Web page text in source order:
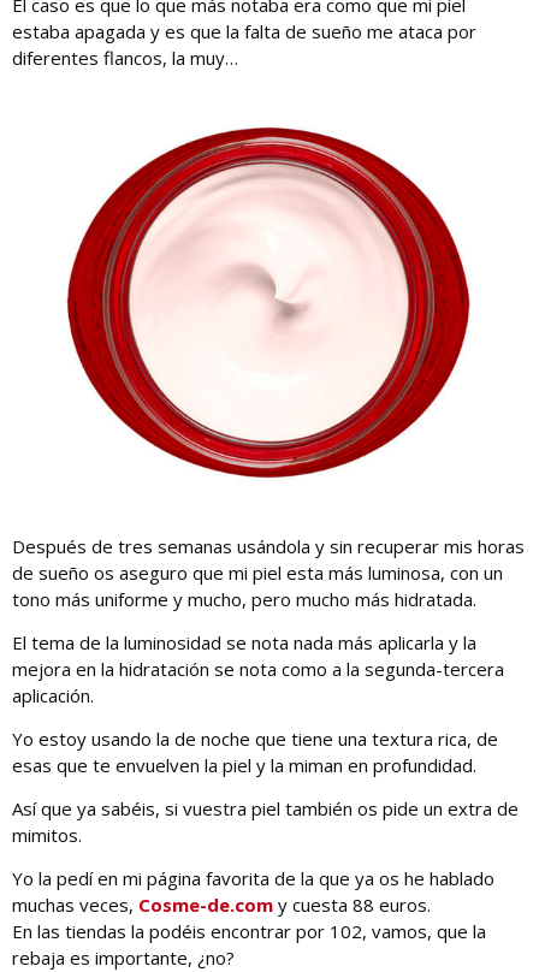
El caso es que lo que más notaba era como que mi piel
estaba apagada y es que la falta de sueño me ataca por
diferentes flancos, la muy…
Después de tres semanas usándola y sin recuperar mis horas
de sueño os aseguro que mi piel esta más luminosa, con un
tono más uniforme y mucho, pero mucho más hidratada.
El tema de la luminosidad se nota nada más aplicarla y la
mejora en la hidratación se nota como a la segunda-tercera
aplicación.
Yo estoy usando la de noche que tiene una textura rica, de
esas que te envuelven la piel y la miman en profundidad.
Así que ya sabéis, si vuestra piel también os pide un extra de
mimitos.
Yo la pedí en mi página favorita de la que ya os he hablado
muchas veces, Cosme-de.com y cuesta 88 euros.
En las tiendas la podéis encontrar por 102, vamos, que la
rebaja es importante, ¿no?